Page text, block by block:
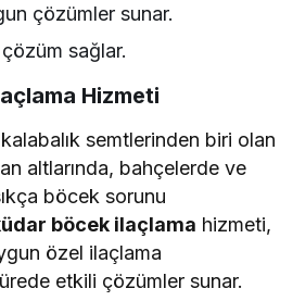
çözümler sunar.
sağlar.
Hizmeti
semtlerinden biri olan
altlarında, bahçelerde ve
böcek sorunu
böcek ilaçlama hizmeti,
özel ilaçlama
etkili çözümler sunar.